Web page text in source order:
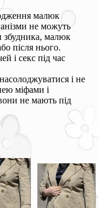
малюк
не можуть
збудника, малюк
після нього.
і секс під час
і не
міфами і
не мають під